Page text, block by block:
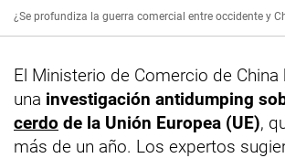
¿Se profundiza la guerra comercial entre occidente y
El Ministerio de Comercio de China
una investigación antidumping
cerdo de la Unión Europea (UE),
más de un año. Los expertos